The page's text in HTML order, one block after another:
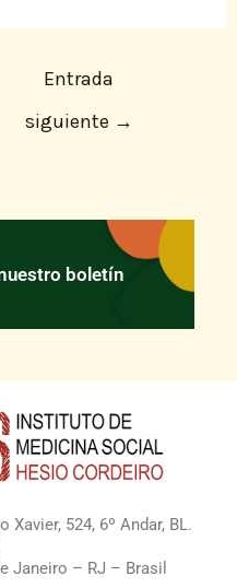
Entrada
siguiente →
boletín
Xavier, 524, 6º Andar, BL.
Janeiro – RJ – Brasil